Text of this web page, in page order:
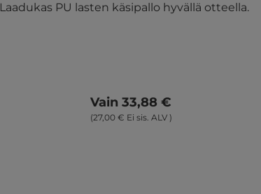
Laadukas PU lasten käsipallo hyvällä otteella.
Vain 33,88 €
(27,00 € Ei sis. ALV )